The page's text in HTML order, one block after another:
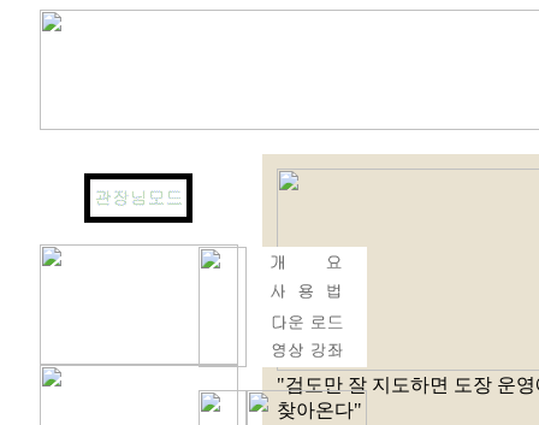
"검도만 잘 지도하면 도장 운
찾아온다"